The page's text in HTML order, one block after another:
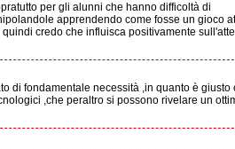
per gli alunni che hanno difficoltà di
apprendendo come fosse un gioco
credo che influisca positivamente
di fondamentale necessità ,in quanto è giusto
,che peraltro si possono rivelare un